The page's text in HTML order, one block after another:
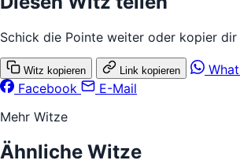
Schick die Pointe weiter oder kopier dir
Witz kopieren Link kopieren
Facebook
E-Mail
Mehr Witze
Ähnliche Witze